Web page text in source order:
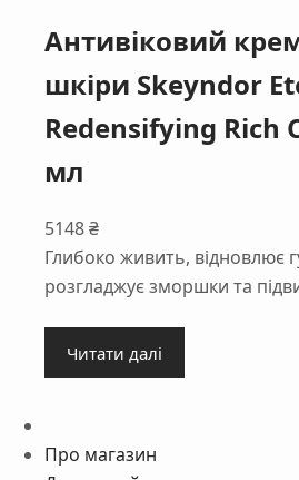
Антивіковий
шкіри Skeyndor
Redensifying Rich
мл
5148₴
Глибоко живить, відновлює
розгладжує зморшки та
Читати далі
Про магазин